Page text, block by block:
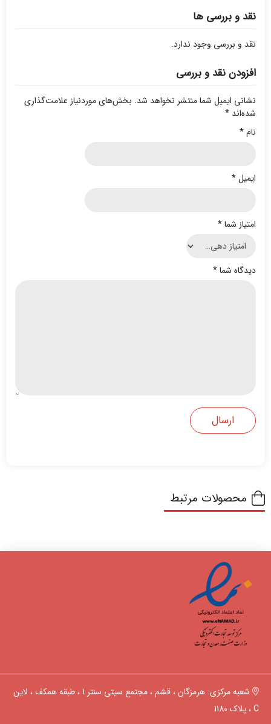
نقد و بررسی ها
نقد و بررسی وجود ندارد.
افزودن نقد و بررسی
نشانی ایمیل شما منتشر نخواهد شد. بخش‌های موردنیاز علامت‌گذاری
شده‌اند *
نام*
ایمیل*
امتیاز شما*
دیدگاه شما*
محصولات مرتبط
شعبه مرکزی: هرمزگان ، قشم ، مجتمع سیتی سنتر 1 ، طبقه همکف ، لاین
C ، پلاک 1180